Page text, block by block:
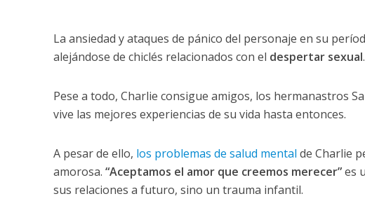
La ansiedad y ataques de pánico del personaje en su
alejándose de chiclés relacionados con el despertar sexual.
Pese a todo, Charlie consigue amigos, los hermanastros
vive las mejores experiencias de su vida hasta entonces.
A pesar de ello, los problemas de salud mental de Charlie
amorosa. “Aceptamos el amor que creemos merecer”es
sus relaciones a futuro, sino un trauma infantil.